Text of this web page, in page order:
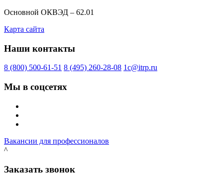
Основной ОКВЭД – 62.01
Карта сайта
Наши контакты
8 (800) 500-61-51 8 (495) 260-28-08 1c@itrp.ru
Мы в соцсетях
Вакансии для профессионалов
^
Заказать звонок